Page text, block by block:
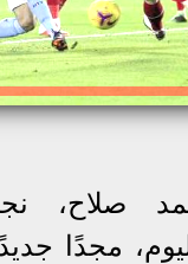
صلاح،
اليوم، مجدًا